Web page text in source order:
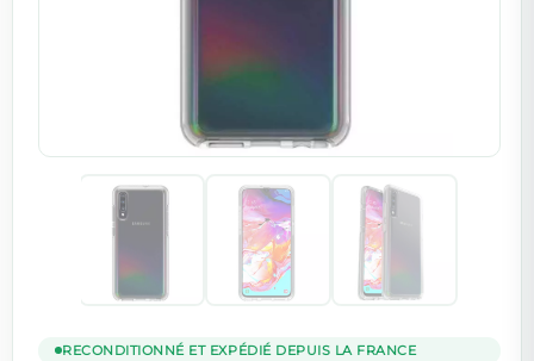
RECONDITIONNÉ ET EXPÉDIÉ DEPUIS LA FRANCE